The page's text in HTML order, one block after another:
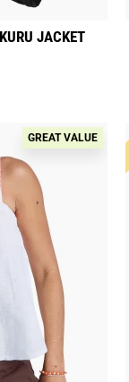
JACKET
GREAT VALUE